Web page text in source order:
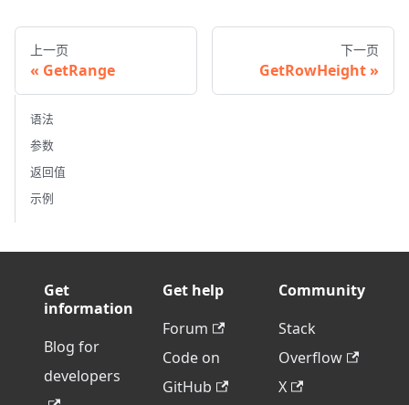
上一页
GetRange
下一页
GetRowHeight
语法
参数
返回值
示例
Get
information
Blog for
developers
Get help
Forum
Code on
GitHub
Community
Stack
Overflow
X